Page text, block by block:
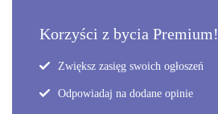
Korzyści z bycia Premium!
Zwiększ zasięg swoich ogłoszeń
Odpowiadaj na dodane opinie